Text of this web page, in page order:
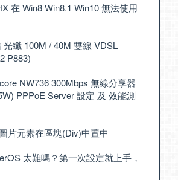
在 Win8 Win8.1 Win10 無法使用
光纖 100M / 40M 雙線 VDSL
P883)
NW736 300Mbps 無線分享器
PPPoE Server 設定 及 效能測
片元素在區塊(Div)中置中
太難嗎？第一次設定就上手，